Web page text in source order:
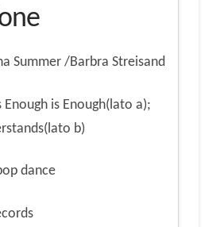
Summer /Barbra Streisand
is Enough(lato a);
b)
dance